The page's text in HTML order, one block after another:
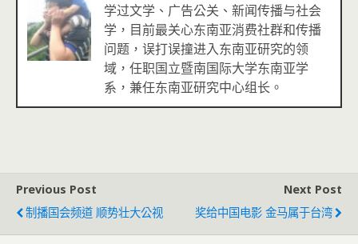
学过文学、广告公关、新闻传播与社会
学，目前最关心东南亚消费社群和传播
问题，误打误撞进入东南亚研究的领
域，任职国立暨南国际大学东南亚学
系，兼任东南亚研究中心组长。
Previous Post
制播国会频道 顺势壮大公视
Next Post
奖给中国电影 金马属于台湾